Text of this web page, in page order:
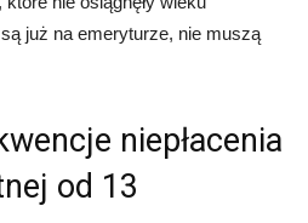
już na emeryturze, nie muszą
niepłacenia
od 13